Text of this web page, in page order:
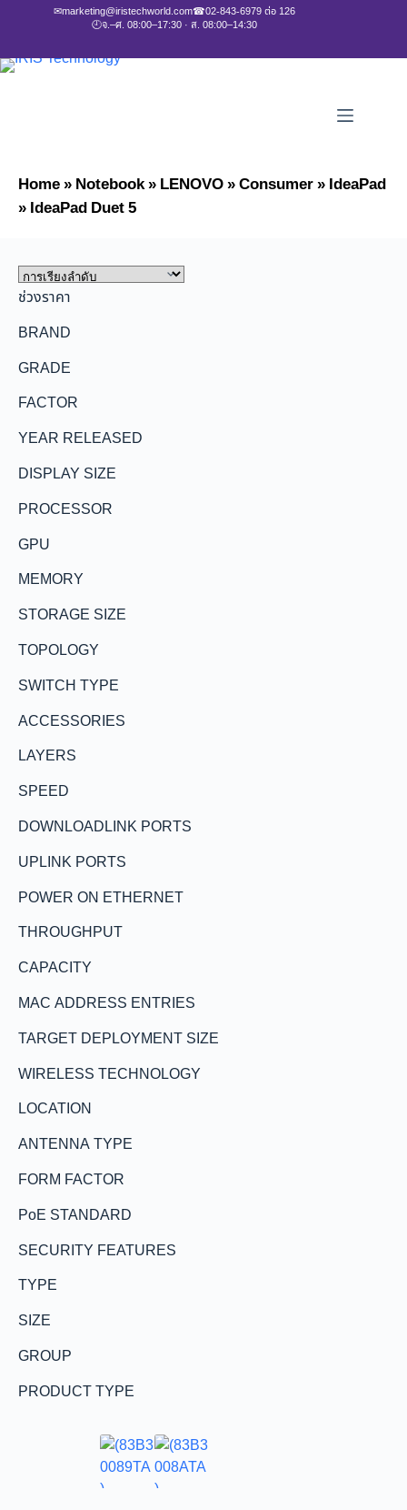
✉marketing@iristechworld.com☎02-843-6979 ต่อ 126
🕘จ.–ศ. 08:00–17:30 · ส. 08:00–14:30
Home»Notebook»LENOVO»Consumer»IdeaPad
»IdeaPad Duet 5
ช่วงราคา
BRAND
GRADE
FACTOR
YEAR RELEASED
DISPLAY SIZE
PROCESSOR
GPU
MEMORY
STORAGE SIZE
TOPOLOGY
SWITCH TYPE
ACCESSORIES
LAYERS
SPEED
DOWNLOADLINK PORTS
UPLINK PORTS
POWER ON ETHERNET
THROUGHPUT
CAPACITY
MAC ADDRESS ENTRIES
TARGET DEPLOYMENT SIZE
WIRELESS TECHNOLOGY
LOCATION
ANTENNA TYPE
FORM FACTOR
PoE STANDARD
SECURITY FEATURES
TYPE
SIZE
GROUP
PRODUCT TYPE